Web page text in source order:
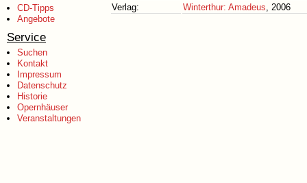
CD-Tipps
Angebote
Service
Suchen
Kontakt
Impressum
Datenschutz
Historie
Opernhäuser
Veranstaltungen
Verlag:
Winterthur: Amadeus, 2006